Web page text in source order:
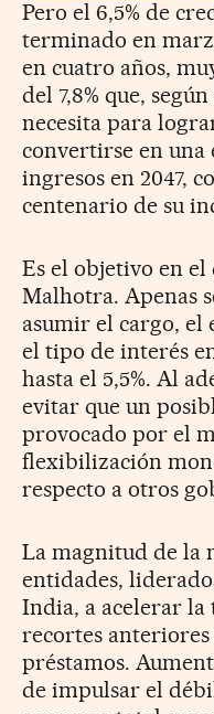
Pero el 6,5% de
terminado en
en cuatro años,
del 7,8% que,
necesita para
convertirse en una
ingresos en 2047,
centenario de su
Es el objetivo en el
Malhotra. Apenas
asumir el cargo, el
el tipo de interés
hasta el 5,5%. Al
evitar que un
provocado por el
flexibilización
respecto a otros
La magnitud de la
entidades,
India, a acelerar la
recortes anteriores
préstamos.
de impulsar el